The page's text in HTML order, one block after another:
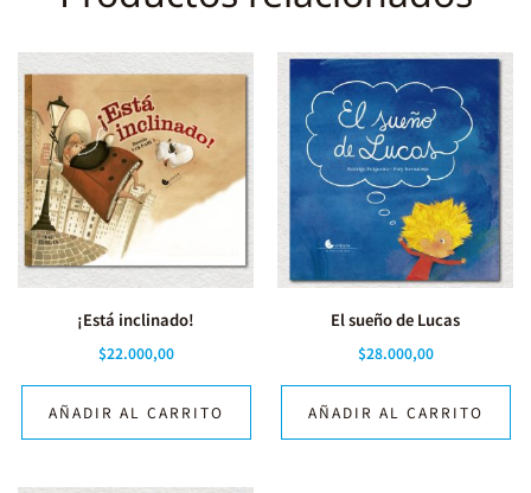
¡Está inclinado!
$22.000,00
AÑADIR AL CARRITO
El sueño de Lucas
$28.000,00
AÑADIR AL CARRITO